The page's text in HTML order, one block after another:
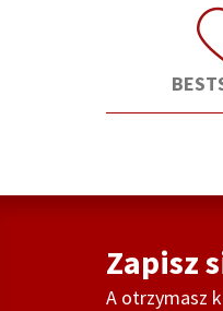
Zapisz
A otrzymasz